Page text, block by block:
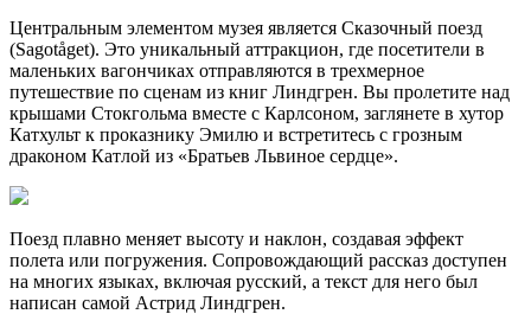
Центральным элементом музея является Сказочный поезд
(Sagotåget). Это уникальный аттракцион, где посетители в
маленьких вагончиках отправляются в трехмерное
путешествие по сценам из книг Линдгрен. Вы пролетите над
крышами Стокгольма вместе с Карлсоном, заглянете в хутор
Катхульт к проказнику Эмилю и встретитесь с грозным
драконом Катлой из «Братьев Львиное сердце».
Поезд плавно меняет высоту и наклон, создавая эффект
полета или погружения. Сопровождающий рассказ доступен
на многих языках, включая русский, а текст для него был
написан самой Астрид Линдгрен.